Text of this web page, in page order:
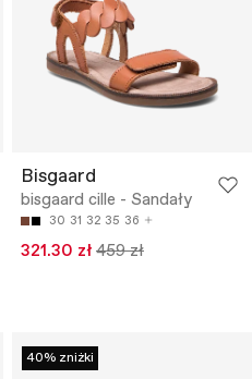
Bisgaard
bisgaard cille - Sandały
30 31 32 35 36
321.30 zł 459 zł
40% zniżki